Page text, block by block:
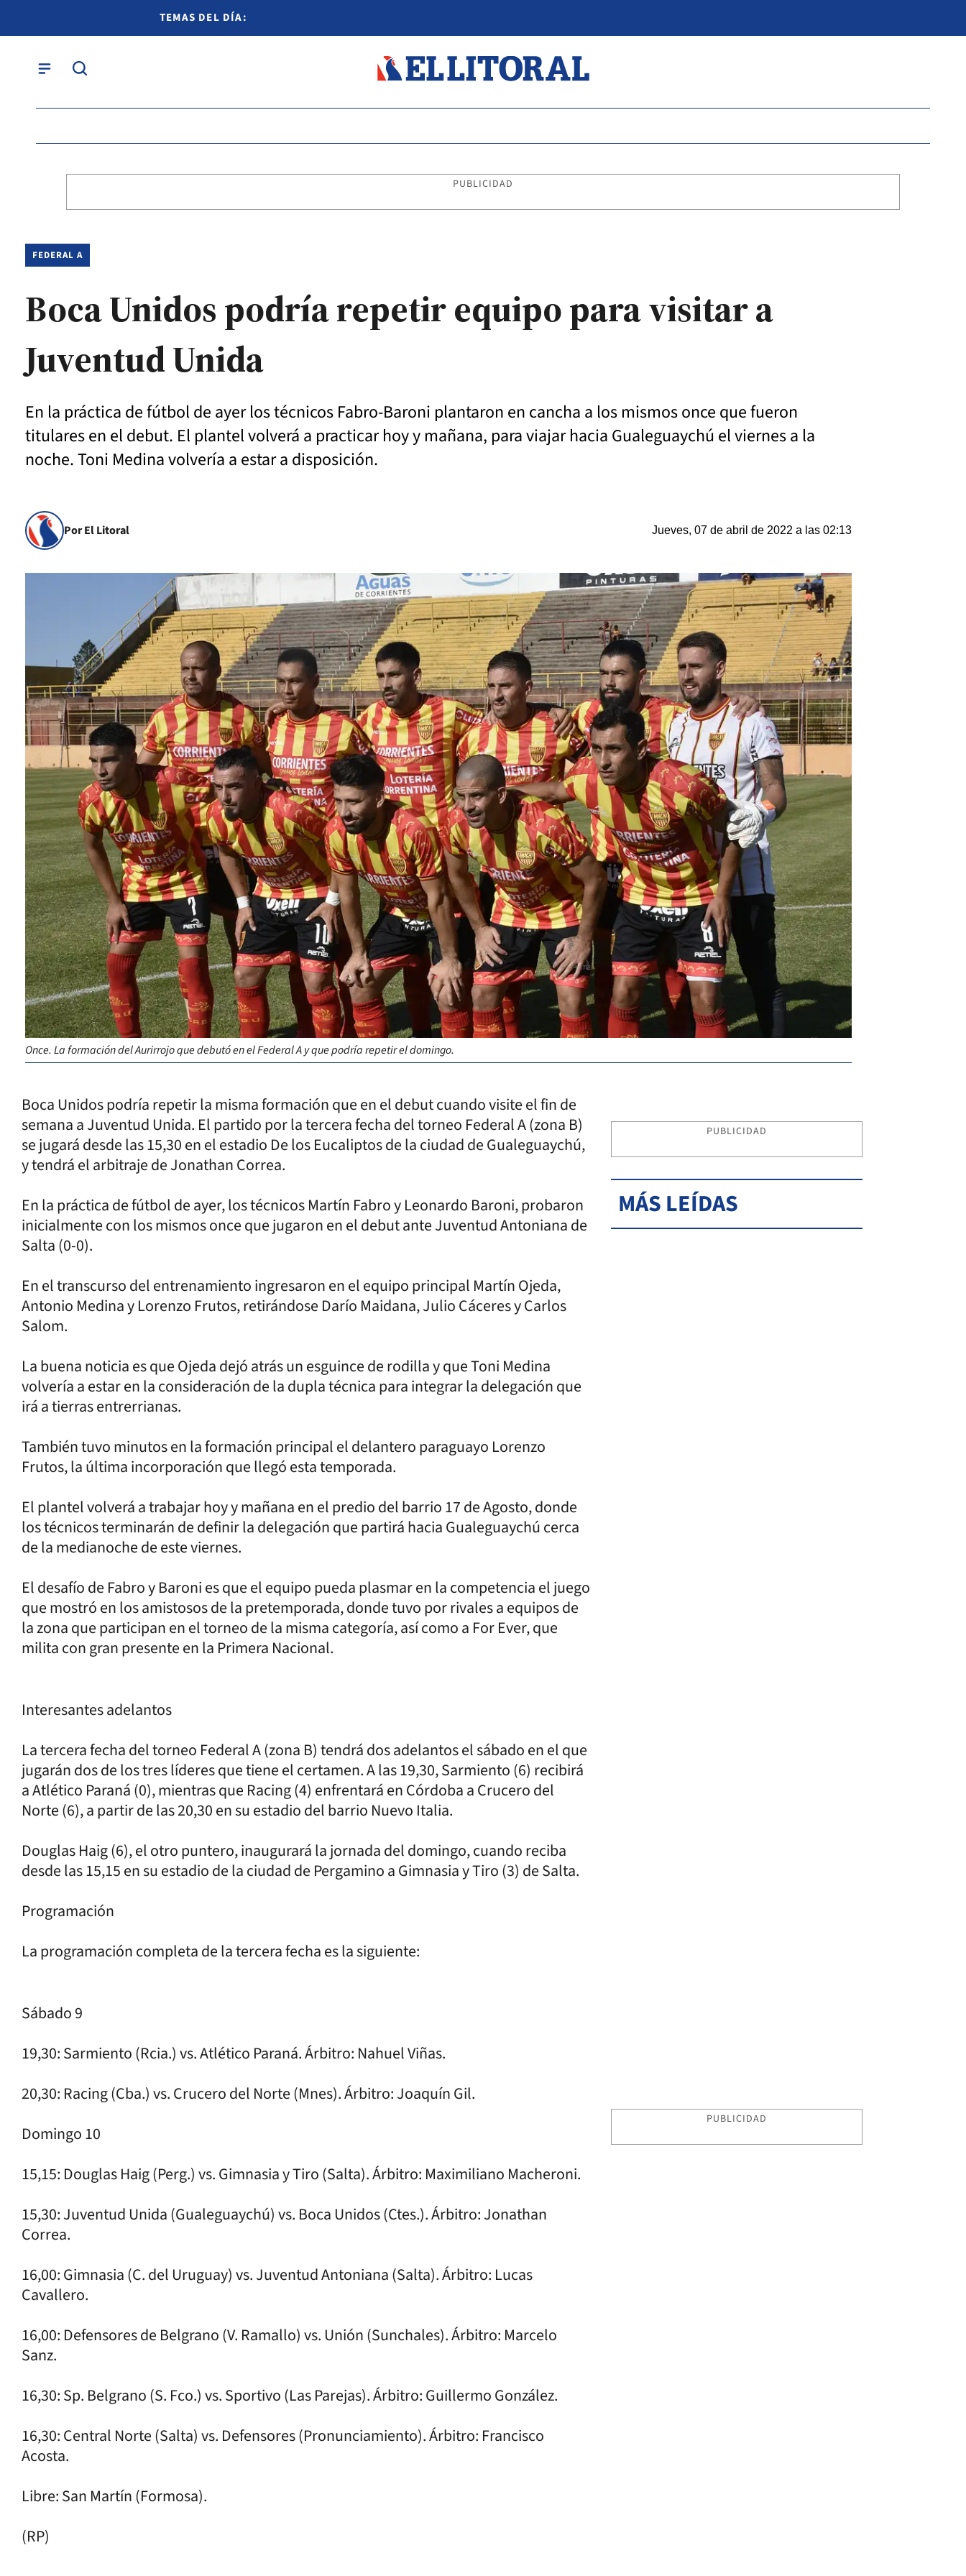
TEMAS DEL DÍA:
PUBLICIDAD
FEDERAL A
Boca Unidos podría repetir equipo para visitar a
Juventud Unida
En la práctica de fútbol de ayer los técnicos Fabro-Baroni plantaron en cancha a los mismos once que fueron
titulares en el debut. El plantel volverá a practicar hoy y mañana, para viajar hacia Gualeguaychú el viernes a la
noche. Toni Medina volvería a estar a disposición.
Por El Litoral Jueves, 07 de abril de 2022 a las 02:13
Once. La formación del Aurirrojo que debutó en el Federal A y que podría repetir el domingo.
Boca Unidos podría repetir la misma formación que en el debut cuando visite el fin de
semana a Juventud Unida. El partido por la tercera fecha del torneo Federal A (zona B)
se jugará desde las 15,30 en el estadio De los Eucaliptos de la ciudad de Gualeguaychú,
y tendrá el arbitraje de Jonathan Correa.
En la práctica de fútbol de ayer, los técnicos Martín Fabro y Leonardo Baroni, probaron
inicialmente con los mismos once que jugaron en el debut ante Juventud Antoniana de
Salta (0-0).
En el transcurso del entrenamiento ingresaron en el equipo principal Martín Ojeda,
Antonio Medina y Lorenzo Frutos, retirándose Darío Maidana, Julio Cáceres y Carlos
Salom.
La buena noticia es que Ojeda dejó atrás un esguince de rodilla y que Toni Medina
volvería a estar en la consideración de la dupla técnica para integrar la delegación que
irá a tierras entrerrianas.
También tuvo minutos en la formación principal el delantero paraguayo Lorenzo
Frutos, la última incorporación que llegó esta temporada.
El plantel volverá a trabajar hoy y mañana en el predio del barrio 17 de Agosto, donde
los técnicos terminarán de definir la delegación que partirá hacia Gualeguaychú cerca
de la medianoche de este viernes.
El desafío de Fabro y Baroni es que el equipo pueda plasmar en la competencia el juego
que mostró en los amistosos de la pretemporada, donde tuvo por rivales a equipos de
la zona que participan en el torneo de la misma categoría, así como a For Ever, que
milita con gran presente en la Primera Nacional.
Interesantes adelantos
La tercera fecha del torneo Federal A (zona B) tendrá dos adelantos el sábado en el que
jugarán dos de los tres líderes que tiene el certamen. A las 19,30, Sarmiento (6) recibirá
a Atlético Paraná (0), mientras que Racing (4) enfrentará en Córdoba a Crucero del
Norte (6), a partir de las 20,30 en su estadio del barrio Nuevo Italia.
Douglas Haig (6), el otro puntero, inaugurará la jornada del domingo, cuando reciba
desde las 15,15 en su estadio de la ciudad de Pergamino a Gimnasia y Tiro (3) de Salta.
Programación
La programación completa de la tercera fecha es la siguiente:
Sábado 9
19,30: Sarmiento (Rcia.) vs. Atlético Paraná. Árbitro: Nahuel Viñas.
20,30: Racing (Cba.) vs. Crucero del Norte (Mnes). Árbitro: Joaquín Gil.
Domingo 10
15,15: Douglas Haig (Perg.) vs. Gimnasia y Tiro (Salta). Árbitro: Maximiliano Macheroni.
15,30: Juventud Unida (Gualeguaychú) vs. Boca Unidos (Ctes.). Árbitro: Jonathan
Correa.
16,00: Gimnasia (C. del Uruguay) vs. Juventud Antoniana (Salta). Árbitro: Lucas
Cavallero.
16,00: Defensores de Belgrano (V. Ramallo) vs. Unión (Sunchales). Árbitro: Marcelo
Sanz.
16,30: Sp. Belgrano (S. Fco.) vs. Sportivo (Las Parejas). Árbitro: Guillermo González.
16,30: Central Norte (Salta) vs. Defensores (Pronunciamiento). Árbitro: Francisco
Acosta.
Libre: San Martín (Formosa).
(RP)
PUBLICIDAD
MÁS LEÍDAS
PUBLICIDAD